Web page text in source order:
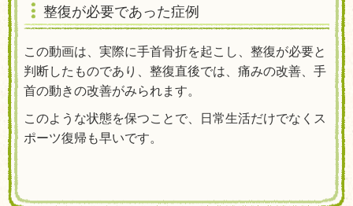
整復が必要であった症例
この動画は、実際に手首骨折を起こし、整復が必要と
判断したものであり、整復直後では、痛みの改善、手
首の動きの改善がみられます。
このような状態を保つことで、日常生活だけでなくス
ポーツ復帰も早いです。